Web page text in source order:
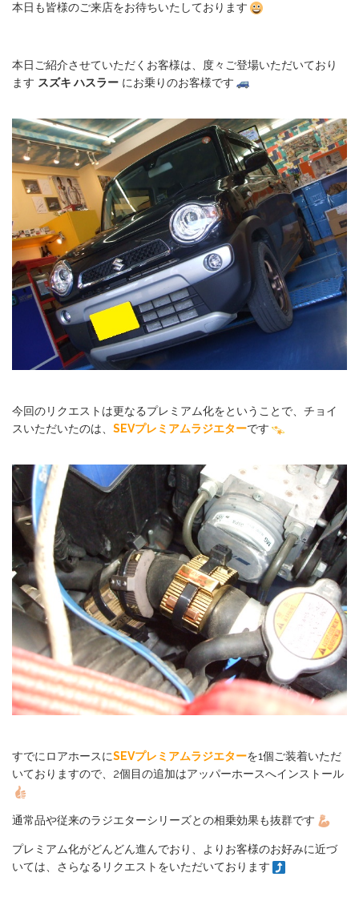
本日も皆様のご来店をお待ちいたしております
本日ご紹介させていただくお客様は、度々ご登場いただいており
ます スズキ ハスラー にお乗りのお客様です
今回のリクエストは更なるプレミアム化をということで、チョイ
スいただいたのは、 SEVプレミアムラジエターです
すでにロアホースにSEVプレミアムラジエターを1個ご装着いただ
いておりますので、2個目の追加はアッパーホースへインストール
通常品や従来のラジエターシリーズとの相乗効果も抜群です
プレミアム化がどんどん進んでおり、よりお客様のお好みに近づ
いては、さらなるリクエストをいただいております